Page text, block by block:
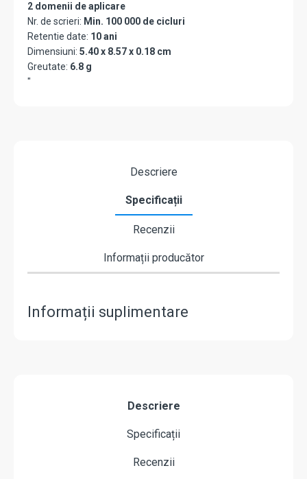
2 domenii de aplicare
Nr. de scrieri: Min. 100 000 de cicluri
Retentie date: 10 ani
Dimensiuni: 5.40 x 8.57 x 0.18 cm
Greutate: 6.8 g
"
Descriere
Specificații
Recenzii
Informații producător
Informații suplimentare
Descriere
Specificații
Recenzii